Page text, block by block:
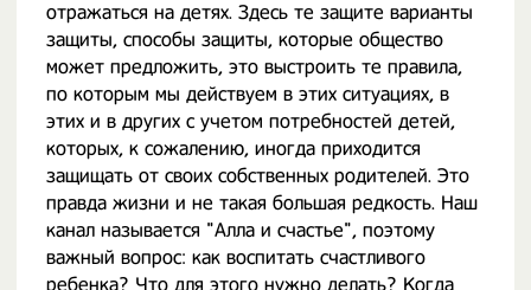
отражаться на детях. Здесь те защите варианты
защиты, способы защиты, которые общество
может предложить, это выстроить те правила,
по которым мы действуем в этих ситуациях, в
этих и в других с учетом потребностей детей,
которых, к сожалению, иногда приходится
защищать от своих собственных родителей. Это
правда жизни и не такая большая редкость. Наш
канал называется "Алла и счастье", поэтому
важный вопрос: как воспитать счастливого
ребенка? Что для этого нужно делать? Когда